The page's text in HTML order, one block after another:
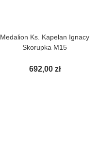
Medalion Ks. Kapelan Ignacy
Skorupka M15
692,00 zł